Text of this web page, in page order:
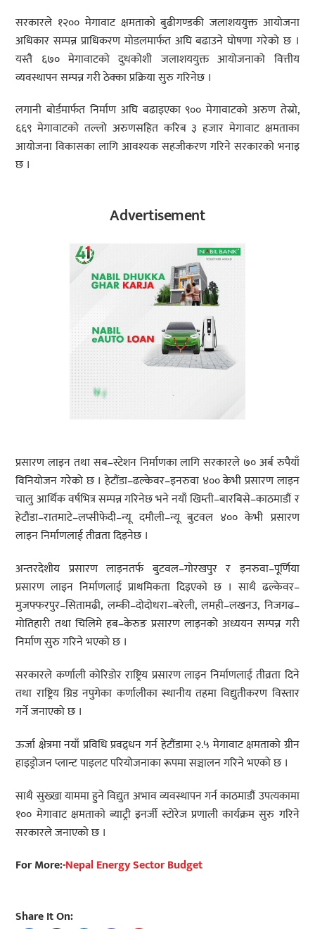
सरकारले १२०० मेगावाट क्षमताको बुढीगण्डकी जलाशययुक्त आयोजना
अधिकार सम्पन्न प्राधिकरण मोडलमार्फत अघि बढाउने घोषणा गरेको छ ।
यस्तै ६७० मेगावाटको दुधकोशी जलाशययुक्त आयोजनाको वित्तीय
व्यवस्थापन सम्पन्न गरी ठेक्का प्रक्रिया सुरु गरिनेछ ।
लगानी बोर्डमार्फत निर्माण अघि बढाइएका ९०० मेगावाटको अरुण तेस्रो,
६६९ मेगावाटको तल्लो अरुणसहित करिब ३ हजार मेगावाट क्षमताका
आयोजना विकासका लागि आवश्यक सहजीकरण गरिने सरकारको भनाइ
छ ।
Advertisement
प्रसारण लाइन तथा सब–स्टेशन निर्माणका लागि सरकारले ७० अर्ब रुपैयाँ
विनियोजन गरेको छ । हेटौंडा–ढल्केवर–इनरुवा ४०० केभी प्रसारण लाइन
चालु आर्थिक वर्षभित्र सम्पन्न गरिनेछ भने नयाँ खिम्ती–बारबिसे–काठमाडौं र
हेटौंडा–रातमाटे–लप्सीफेदी–न्यू दमौली–न्यू बुटवल ४०० केभी प्रसारण
लाइन निर्माणलाई तीव्रता दिइनेछ ।
अन्तरदेशीय प्रसारण लाइनतर्फ बुटवल–गोरखपुर र इनरुवा–पूर्णिया
प्रसारण लाइन निर्माणलाई प्राथमिकता दिइएको छ । साथै ढल्केवर–
मुजफ्फरपुर–सितामढी, लम्की–दोदोधरा–बरेली, लमही–लखनउ, निजगढ–
मोतिहारी तथा चिलिमे हब–केरुङ प्रसारण लाइनको अध्ययन सम्पन्न गरी
निर्माण सुरु गरिने भएको छ ।
सरकारले कर्णाली कोरिडोर राष्ट्रिय प्रसारण लाइन निर्माणलाई तीव्रता दिने
तथा राष्ट्रिय ग्रिड नपुगेका कर्णालीका स्थानीय तहमा विद्युतीकरण विस्तार
गर्ने जनाएको छ ।
ऊर्जा क्षेत्रमा नयाँ प्रविधि प्रवद्र्धन गर्न हेटौंडामा २.५ मेगावाट क्षमताको ग्रीन
हाइड्रोजन प्लान्ट पाइलट परियोजनाका रूपमा सञ्चालन गरिने भएको छ ।
साथै सुख्खा याममा हुने विद्युत अभाव व्यवस्थापन गर्न काठमाडौं उपत्यकामा
१०० मेगावाट क्षमताको ब्याट्री इनर्जी स्टोरेज प्रणाली कार्यक्रम सुरु गरिने
सरकारले जनाएको छ ।
For More:-Nepal Energy Sector Budget
Share It On: